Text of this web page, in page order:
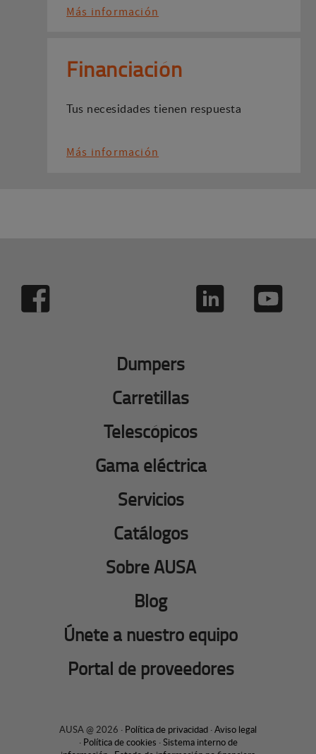
Más información
Financiación
Tus necesidades tienen respuesta
Más información
Dumpers
Carretillas
Telescópicos
Gama eléctrica
Servicios
Catálogos
Sobre AUSA
Blog
Únete a nuestro equipo
Portal de proveedores
AUSA @ 2026 · Política de privacidad ·Aviso legal
· Política de cookies ·Sistema interno de